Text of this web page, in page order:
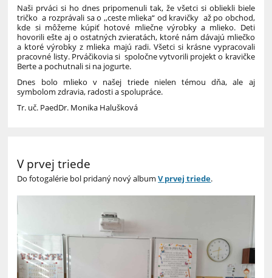
Naši prváci si ho dnes pripomenuli tak, že všetci si obliekli biele
tričko a rozprávali sa o ,,ceste mlieka“ od kravičky až po obchod,
kde si môžeme kúpiť hotové mliečne výrobky a mlieko. Deti
hovorili ešte aj o ostatných zvieratách, ktoré nám dávajú mliečko
a ktoré výrobky z mlieka majú radi. Všetci si krásne vypracovali
pracovné listy. Prváčikovia si spoločne vytvorili projekt o kravičke
Berte a pochutnali si na jogurte.
Dnes bolo mlieko v našej triede nielen témou dňa, ale aj
symbolom zdravia, radosti a spolupráce.
Tr. uč. PaedDr. Monika Halušková
V prvej triede
Do fotogalérie bol pridaný nový albumV prvej triede.